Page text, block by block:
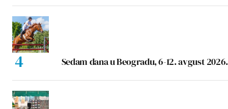
Sedam dana u Beogradu, 6-12. avgust 2026.